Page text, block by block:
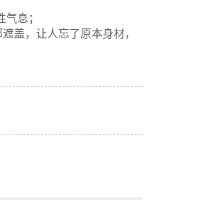
息；
盖，让人忘了原本身材，